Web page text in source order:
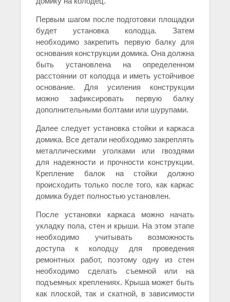
Первым шагом после подготовки площадки
будет установка колодца. Затем
необходимо закрепить первую балку для
основания конструкции домика. Она должна
быть установлена на определенном
расстоянии от колодца и иметь устойчивое
основание. Для усиления конструкции
можно зафиксировать первую балку
дополнительными болтами или шурупами.
Далее следует установка стойки и каркаса
домика. Все детали необходимо закреплять
металлическими уголками или гвоздями
для надежности и прочности конструкции.
Крепление балок на стойки должно
происходить только после того, как каркас
домика будет полностью установлен.
После установки каркаса можно начать
укладку пола, стен и крыши. На этом этапе
необходимо учитывать возможность
доступа к колодцу для проведения
ремонтных работ, поэтому одну из стен
необходимо сделать съемной или на
подъемных креплениях. Крыша может быть
как плоской, так и скатной, в зависимости